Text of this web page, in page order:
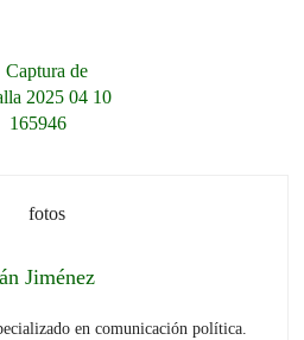
Jiménez
en comunicación política.